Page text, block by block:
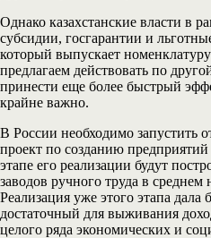
Однако казахстанские власти в
субсидии, госгарантии и
который выпускает
предлагаем действовать по
принести еще более быстрый
крайне важно.
В России необходимо запустить
проект по созданию
этапе его реализации будут
заводов ручного труда в
Реализация уже этого этапа
достаточный для выживания
целого ряда экономических и